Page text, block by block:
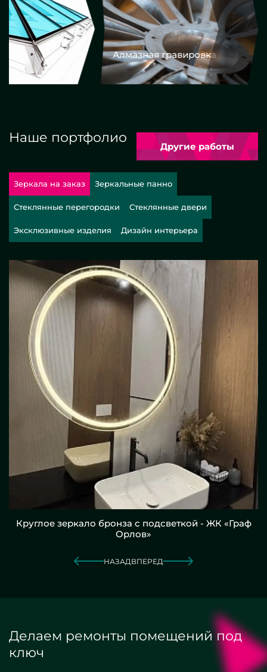
Алмазная гравировка
Наше портфолио
Другие работы
Зеркала на заказ Зеркальные панно
Стеклянные перегородки Стеклянные двери
Эксклюзивные изделия Дизайн интерьера
Круглое зеркало бронза с подсветкой - ЖК «Граф
Орлов»
НАЗАД ВПЕРЕД
Делаем ремонты помещений под
ключ